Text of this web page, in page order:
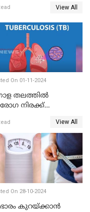
പുതു ജന്മംView All
On 01-11-2024
തലത്തിൽ
നിരക്ക്
View All
On 28-10-2024
കുറയ്ക്കാന്‍